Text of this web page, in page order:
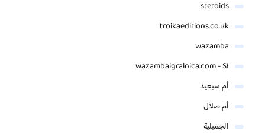
steroids
troikaeditions.co.uk
wazamba
wazambaigralnica.com - SI
أم سيعيد
أم صلال
الجميلية